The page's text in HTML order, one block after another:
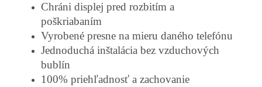
Chráni displej pred rozbitím a
poškriabaním
Vyrobené presne na mieru daného telefónu
Jednoduchá inštalácia bez vzduchových
bublín
100% priehľadnosť a zachovanie